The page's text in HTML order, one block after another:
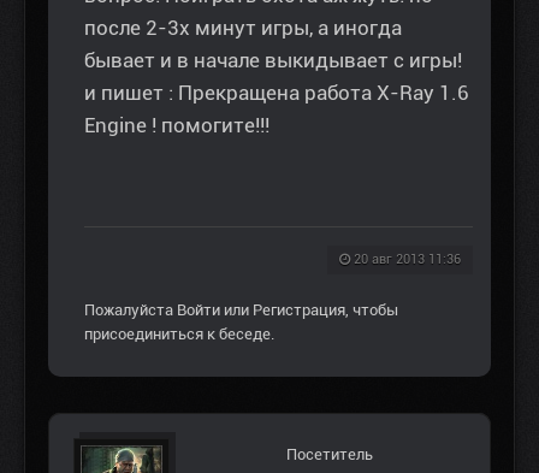
после 2-3х минут игры, а иногда
бывает и в начале выкидывает с игры!
и пишет : Прекращена работа X-Ray 1.6
Engine ! помогите!!!
20 авг 2013 11:36
Пожалуйста Войти или Регистрация, чтобы
присоединиться к беседе.
Посетитель